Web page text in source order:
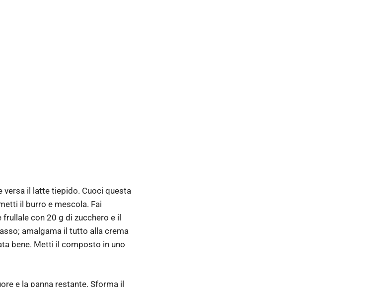
versa il latte tiepido. Cuoci questa
il burro e mescola. Fai
con 20 g di zucchero e il
amalgama il tutto alla crema
bene. Metti il composto in uno
e la panna restante. Sforma il